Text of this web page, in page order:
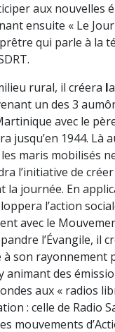
aux nouvelles
ensuite « Le
qui parle à la
rural, il créera l
un des 3
avec le
jusqu’en 1944.
maris mobilisés
l’initiative de
la journée. En
l’action
avec le
l’Évangile, il
à son rayonnement
animant des
aux « radios
: celle de Radio
mouvements